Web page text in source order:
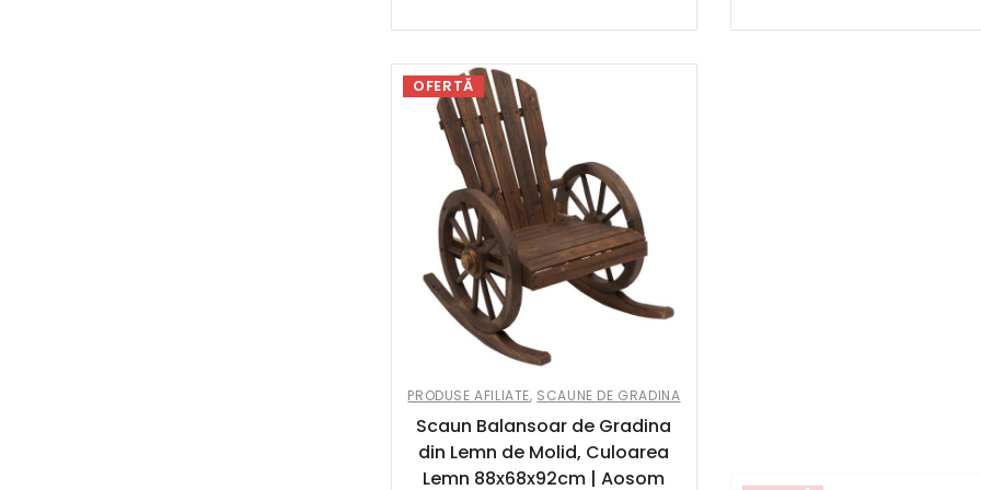
OFERTĂ
PRODUSE AFILIATE, SCAUNE DE GRADINA
Scaun Balansoar de Gradina
din Lemn de Molid, Culoarea
Lemn 88x68x92cm | Aosom